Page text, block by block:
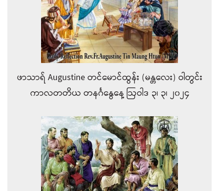
ဖာသာရ် Augustine တင်မောင်ထွန်း (မန္တလေး) ဝါတွင်း
ကာလတတိယ တနင်္ဂနွေနေ့ ဩဝါဒ ၃၊ ၃၊ ၂၀၂၄